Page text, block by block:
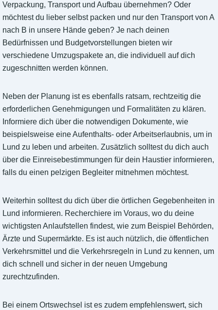
Verpackung, Transport und Aufbau übernehmen? Oder
möchtest du lieber selbst packen und nur den Transport von A
nach B in unsere Hände geben? Je nach deinen
Bedürfnissen und Budgetvorstellungen bieten wir
verschiedene Umzugspakete an, die individuell auf dich
zugeschnitten werden können.
Neben der Planung ist es ebenfalls ratsam, rechtzeitig die
erforderlichen Genehmigungen und Formalitäten zu klären.
Informiere dich über die notwendigen Dokumente, wie
beispielsweise eine Aufenthalts- oder Arbeitserlaubnis, um in
Lund zu leben und arbeiten. Zusätzlich solltest du dich auch
über die Einreisebestimmungen für dein Haustier informieren,
falls du einen pelzigen Begleiter mitnehmen möchtest.
Weiterhin solltest du dich über die örtlichen Gegebenheiten in
Lund informieren. Recherchiere im Voraus, wo du deine
wichtigsten Anlaufstellen findest, wie zum Beispiel Behörden,
Ärzte und Supermärkte. Es ist auch nützlich, die öffentlichen
Verkehrsmittel und die Verkehrsregeln in Lund zu kennen, um
dich schnell und sicher in der neuen Umgebung
zurechtzufinden.
Bei einem Ortswechsel ist es zudem empfehlenswert, sich